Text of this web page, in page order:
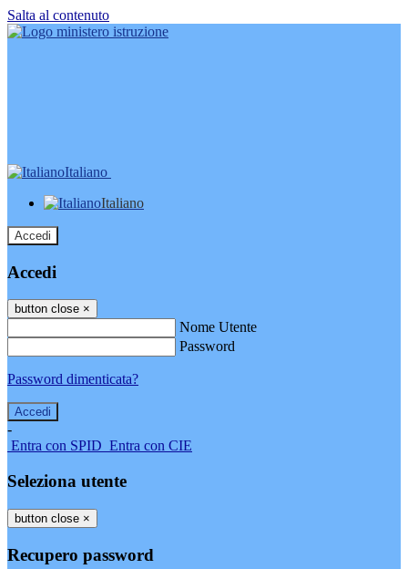
Salta al contenuto
Italiano
Italiano
Accedi
Accedi
button close ×
Nome Utente
Password
Password dimenticata?
-
Entra con SPID Entra con CIE
Seleziona utente
button close ×
Recupero password